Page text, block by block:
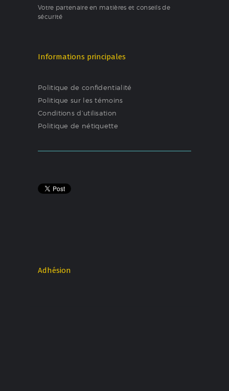
Votre partenaire en matières et conseils de
sécurité
Informations principales
Politique de confidentialité
Politique sur les témoins
Conditions d’utilisation
Politique de nétiquette
Adhésion